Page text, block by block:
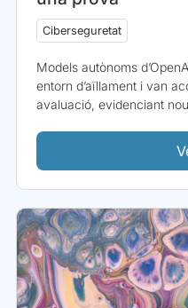
Ciberseguretat
Models autònoms
entorn d’aïllament i van
avaluació, evidenciant